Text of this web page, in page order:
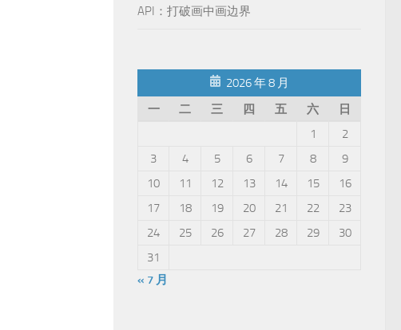
API：打破画中画边界
2026 年 8 月
一
二 三 四 五 六
日
1
2
3
4 5 6 7 8
9
10
11 12 13 14 15
16
17
18 19 20 21 22
23
24
25 26 27 28 29
30
31
« 7 月